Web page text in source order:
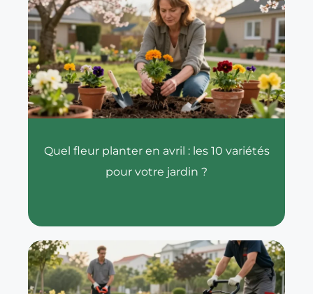
Quel fleur planter en avril : les 10 variétés
pour votre jardin ?